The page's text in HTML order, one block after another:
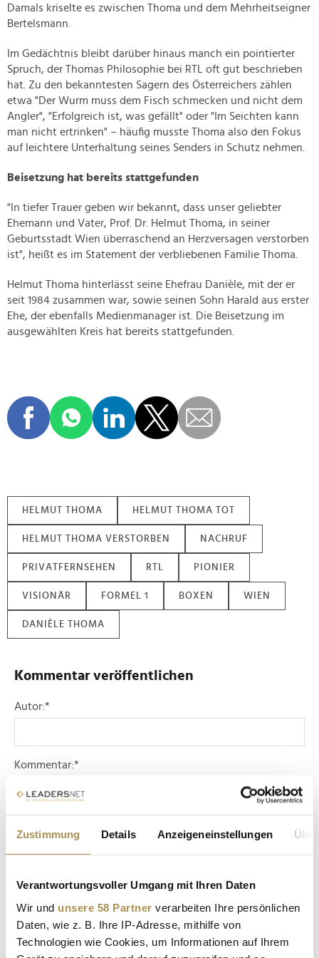
Zustimmung Details Anzeigeneinstellungen
Verantwortungsvoller Umgang mit Ihren Daten
Wir und unsere 58 Partner verarbeiten Ihre persönlichen
Daten, wie z. B. Ihre IP-Adresse, mithilfe von
Technologien wie Cookies, um Informationen auf Ihrem
Damals kriselte es zwischen Thoma und dem Mehrheitseigner
Bertelsmann.
Im Gedächtnis bleibt darüber hinaus manch ein pointierter
Spruch, der Thomas Philosophie bei RTL oft gut beschrieben
hat. Zu den bekanntesten Sagern des Österreichers zählen
etwa "Der Wurm muss dem Fisch schmecken und nicht dem
Angler", "Erfolgreich ist, was gefällt" oder "Im Seichten kann
man nicht ertrinken" – häufig musste Thoma also den Fokus
auf leichtere Unterhaltung seines Senders in Schutz nehmen.
Beisetzung hat bereits stattgefunden
"In tiefer Trauer geben wir bekannt, dass unser geliebter
Ehemann und Vater, Prof. Dr. Helmut Thoma, in seiner
Geburtsstadt Wien überraschend an Herzversagen verstorben
ist", heißt es im Statement der verbliebenen Familie Thoma.
Helmut Thoma hinterlässt seine Ehefrau Danièle, mit der er
seit 1984 zusammen war, sowie seinen Sohn Harald aus erster
Ehe, der ebenfalls Medienmanager ist. Die Beisetzung im
ausgewählten Kreis hat bereits stattgefunden.
HELMUT THOMA HELMUT THOMA TOT
HELMUT THOMA VERSTORBEN NACHRUF
PRIVATFERNSEHEN RTL PIONIER
VISIONÄR FORMEL 1 BOXEN WIEN
DANIÈLE THOMA
Kommentar veröffentlichen
Autor:*
Kommentar:*
Sicherheitscode bestätigen:*